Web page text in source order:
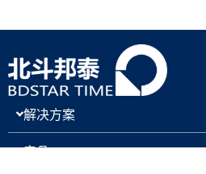
解决方案
产品